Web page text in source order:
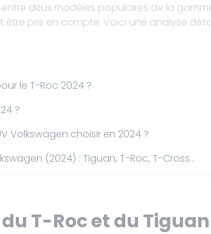
deux modèles populaires de la
être pris en compte. Voici une analyse
le T-Roc 2024 ?
?
Volkswagen choisir en 2024 ?
(2024) : Tiguan, T-Roc, T-Cross...
T-Roc et du Tiguan